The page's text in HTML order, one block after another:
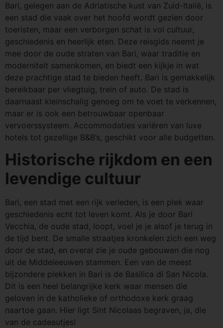
Bari, gelegen aan de Adriatische kust van Zuid-Italië, is
een stad die vaak over het hoofd wordt gezien door
toeristen, maar een verborgen schat is vol cultuur,
geschiedenis en heerlijk eten. Deze reisgids neemt je
mee door de oude straten van Bari, waar traditie en
moderniteit samenkomen, en biedt een kijkje in wat
deze prachtige stad te bieden heeft. Bari is gemakkelijk
bereikbaar per vliegtuig, trein of auto. De stad is
daarnaast kleinschalig genoeg om te voet te verkennen,
maar er is ook een betrouwbaar openbaar
vervoerssysteem. Accommodaties variëren van luxe
hotels tot gezellige B&B’s, geschikt voor alle budgetten.
Historische rijkdom en een
levendige cultuur
Bari, een stad met een rijk verleden, is een plek waar
geschiedenis echt tot leven komt. Als je door Bari
Vecchia, de oude stad, loopt, voel je je alsof je terug in
de tijd bent. De smalle straatjes kronkelen zich een weg
door de stad, en overal zie je oude gebouwen die nog
uit de Middeleeuwen stammen. Een van de meest
bijzondere plekken in Bari is de Basilica di San Nicola.
Dit is een heel belangrijke kerk waar mensen die
geloven in de katholieke of orthodoxe kerk graag
naartoe gaan. Hier ligt Sint Nicolaas begraven, ja, die
van de cadeautjes!